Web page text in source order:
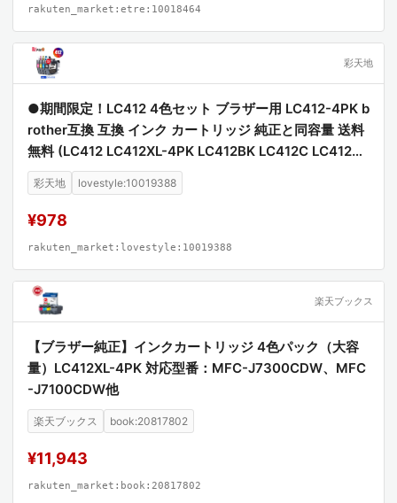
rakuten_market:etre:10018464
彩天地
●期間限定！LC412 4色セット ブラザー用 LC412-4PK b
rother互換 互換 インク カートリッジ 純正と同容量 送料
無料 (LC412 LC412XL-4PK LC412BK LC412C LC412M
LC412Y LC412XLBK LC412XLC LC412XLM LC412XLY
MFC-J7100CDW MFC-J7300CDW)
彩天地 lovestyle:10019388
¥978
rakuten_market:lovestyle:10019388
楽天ブックス
【ブラザー純正】インクカートリッジ 4色パック（大容
量）LC412XL-4PK 対応型番：MFC-J7300CDW、MFC
-J7100CDW他
楽天ブックス book:20817802
¥11,943
rakuten_market:book:20817802